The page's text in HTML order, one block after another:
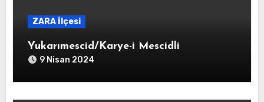
ZARA İlçesi
Yukarımescid/Karye-i Mescidli
9 Nisan 2024